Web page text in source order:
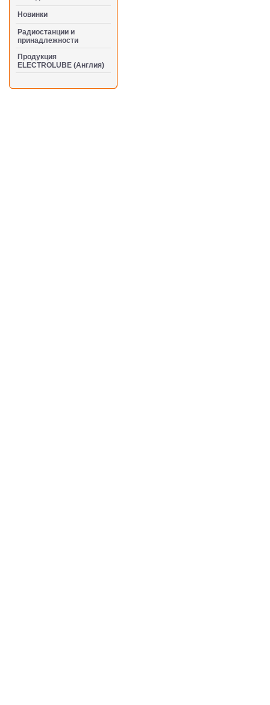
Новинки
Радиостанции и
принадлежности
Продукция
ELECTROLUBE (Англия)